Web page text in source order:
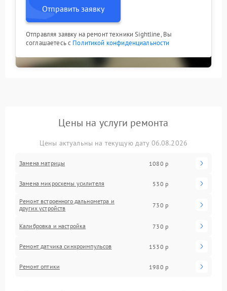
Отправить заявку
Отправляя заявку на ремонт техники Sightline, Вы
соглашаетесь с Политикой конфиденциальности
Цены на услуги ремонта
Цены актуальны на текущую дату 06.08.2026
Замена матрицы 1080 р
Замена микросхемы усилителя 530 р
Ремонт встроенного дальнометра и
других устройств
730 р
Калибровка и настройка 730 р
Ремонт датчика синхроимпульсов 1530 р
Ремонт оптики 1980 р